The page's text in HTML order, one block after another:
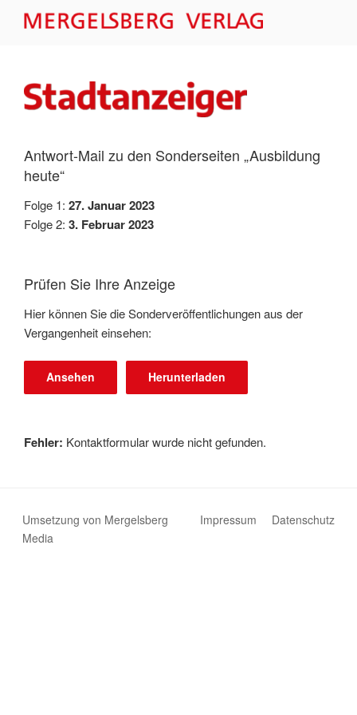
Inhalt
Antwort-Mail zu den Sonderseiten „Ausbildung
heute“
Folge 1: 27. Januar 2023
Folge 2: 3. Februar 2023
Prüfen Sie Ihre Anzeige
Hier können Sie die Sonderveröffentlichungen aus der
Vergangenheit einsehen:
Ansehen Herunterladen
Fehler: Kontaktformular wurde nicht gefunden.
Impressum Datenschutz
Umsetzung von Mergelsberg
Media